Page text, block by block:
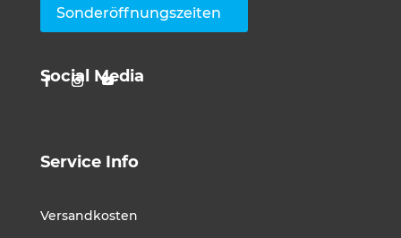
Sonderöffnungszeiten
Social Media
Service Info
Versandkosten